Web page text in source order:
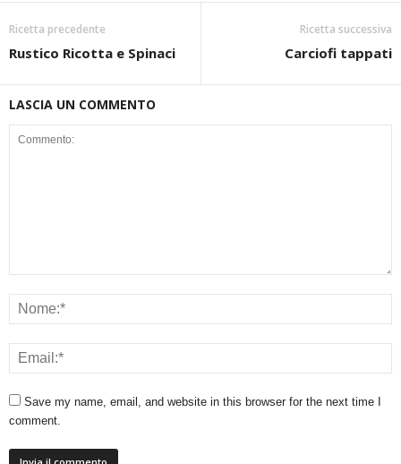
Ricetta precedente
Rustico Ricotta e Spinaci
Ricetta successiva
Carciofi tappati
LASCIA UN COMMENTO
Save my name, email, and website in this browser for the next time I
comment.